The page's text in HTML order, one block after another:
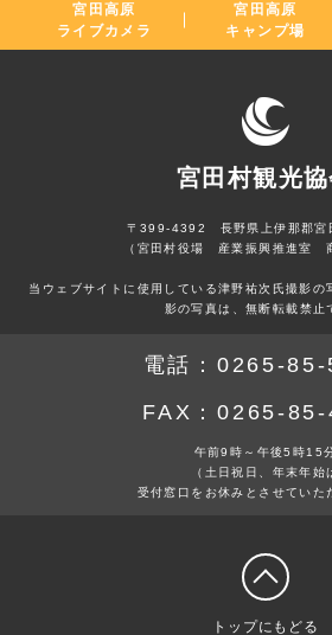
宮田高原
ライブカメラ
宮田高原
キャンプ場
宮田村観光
〒399-4392 長野県上伊那郡宮
（宮田村役場 産業振興推進室
当ウェブサイトに使用している津野祐次氏撮影の
影の写真は、無断転載禁止
電話： 0265-85-
FAX：0265-85-
午前9時～午後5時15
（土日祝日、年末年始
受付窓口をお休みとさせていた
トップにもどる